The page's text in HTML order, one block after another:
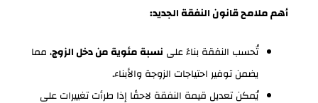
أهم ملامح قانون النفقة الجديد:
تُحسب النفقة بناءً على نسبة مئوية من دخل الزوج، مما
يضمن توفير احتياجات الزوجة والأبناء.
يُمكن تعديل قيمة النفقة لاحقًا إذا طرأت تغييرات على